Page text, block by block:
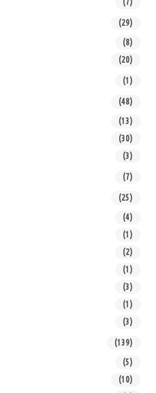
(7)
(29)
(8)
(20)
(1)
(48)
(13)
(30)
(3)
(7)
(25)
(4)
(1)
(2)
(1)
(3)
(1)
(3)
(139)
(5)
(10)